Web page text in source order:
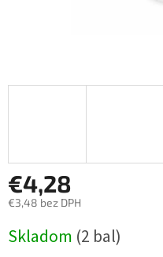
€4,28
€3,48 bez DPH
cena:
Skladom (2 bal)